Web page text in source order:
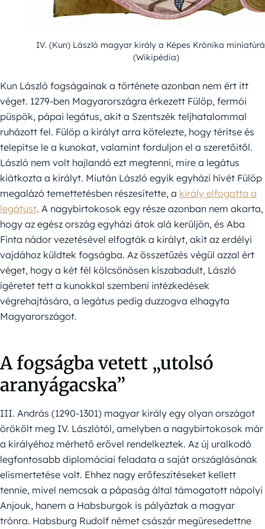
IV. (Kun) László magyar király a Képes Krónika
(Wikipédia)
Kun László fogságainak a története azonban nem ért itt
véget. 1279-ben Magyarországra érkezett Fülöp, fermói
püspök, pápai legátus, akit a Szentszék teljhatalommal
ruházott fel. Fülöp a királyt arra kötelezte, hogy térítse és
telepítse le a kunokat, valamint forduljon el a szeretőitől.
László nem volt hajlandó ezt megtenni, mire a legátus
kiátkozta a királyt. Miután László egyik egyházi hívét Fülöp
megalázó temettetésben részesítette, a király elfogatta a
legátust. A nagybirtokosok egy része azonban nem akarta,
hogy az egész ország egyházi átok alá kerüljön, és Aba
Finta nádor vezetésével elfogták a királyt, akit az erdélyi
vajdához küldtek fogságba. Az összetűzés végül azzal ért
véget, hogy a két fél kölcsönösen kiszabadult, László
ígéretet tett a kunokkal szembeni intézkedések
végrehajtására, a legátus pedig duzzogva elhagyta
Magyarországot.
A fogságba vetett „utolsó
aranyágacska”
III. András (1290-1301) magyar király egy olyan országot
örökölt meg IV. Lászlótól, amelyben a nagybirtokosok már
a királyéhoz mérhető erővel rendelkeztek. Az új uralkodó
legfontosabb diplomáciai feladata a saját országlásának
elismertetése volt. Ehhez nagy erőfeszítéseket kellett
tennie, mivel nemcsak a pápaság által támogatott nápolyi
Anjouk, hanem a Habsburgok is pályáztak a magyar
trónra. Habsburg Rudolf német császár megüresedettne